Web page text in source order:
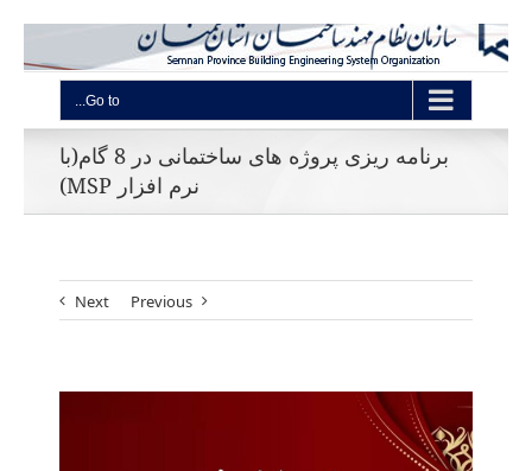
Go to...
برنامه ریزی پروژه های ساختمانی در 8 گام(با
نرم افزار MSP)
Previous
Next
View
Larger
Image